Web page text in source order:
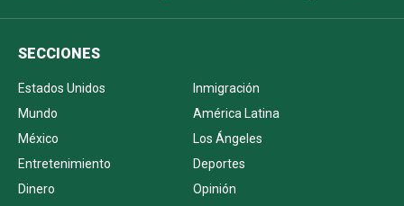
SECCIONES
Estados Unidos
Inmigración
Mundo
América Latina
México
Los Ángeles
Entretenimiento
Deportes
Dinero
Opinión